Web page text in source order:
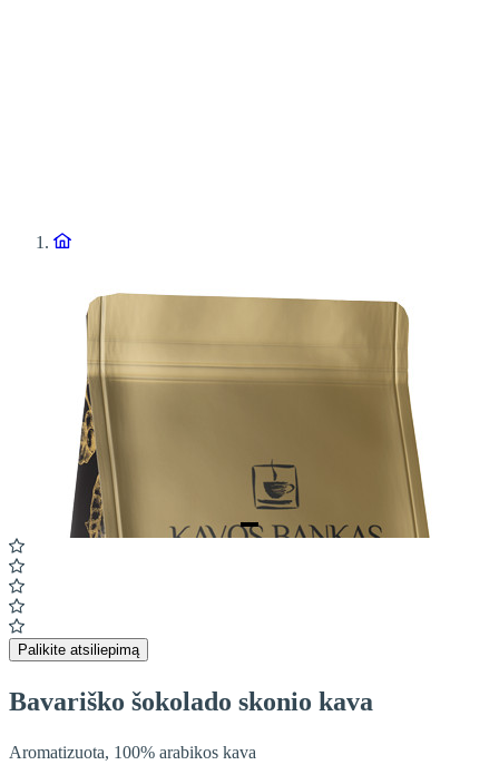
Item
1
of
1
Palikite atsiliepimą
Bavariško šokolado skonio kava
Aromatizuota, 100% arabikos kava